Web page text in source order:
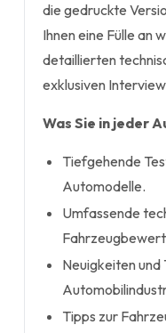
die gedruckte
Ihnen eine Fülle an
detaillierten
exklusiven
Was Sie in jeder
Tiefgehende
Automodelle.
Umfassende
Neuigkeiten und
Tipps zur